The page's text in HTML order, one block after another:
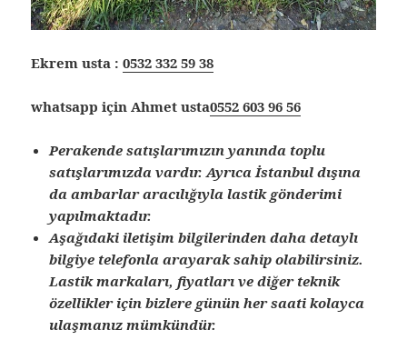
Ekrem usta :0532 332 59 38
whatsapp için Ahmet usta0552 603 96 56
Perakende satışlarımızın yanında toplu
satışlarımızda vardır. Ayrıca İstanbul dışına
da ambarlar aracılığıyla lastik gönderimi
yapılmaktadır.
Aşağıdaki iletişim bilgilerinden daha detaylı
bilgiye telefonla arayarak sahip olabilirsiniz.
Lastik markaları, fiyatları ve diğer teknik
özellikler için bizlere günün her saati kolayca
ulaşmanız mümkündür.